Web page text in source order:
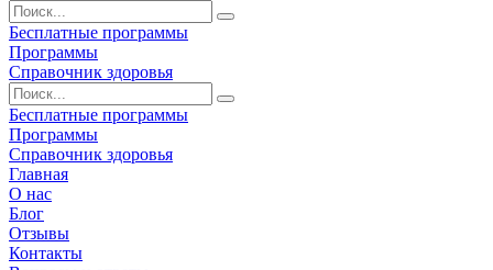
Бесплатные программы
Программы
Справочник здоровья
Бесплатные программы
Программы
Справочник здоровья
Главная
О нас
Блог
Отзывы
Контакты